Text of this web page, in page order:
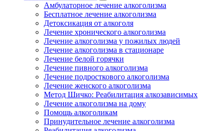
Амбулаторное лечение алкоголизма
Бесплатное лечение алкоголизма
Детоксикация от алкоголя
Лечение хронического алкоголизма
Лечение алкоголизма у пожилых людей
Лечение алкоголизма в стационаре
Лечение белой горячки
Лечение пивного алкоголизма
Лечение подросткового алкоголизма
Лечение женского алкоголизма
Метод Шичко: Реабилитация алкозависимых
Лечение алкоголизма на дому
Помощь алкоголикам
Принудительное лечение алкоголизма